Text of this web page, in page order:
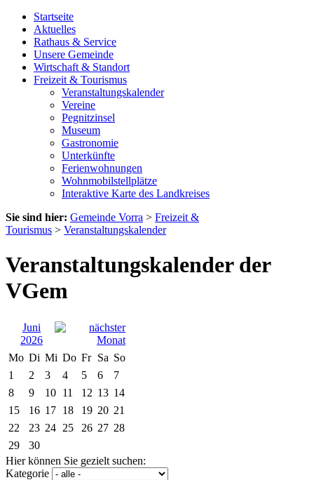
Startseite
Aktuelles
Rathaus & Service
Unsere Gemeinde
Wirtschaft & Standort
Freizeit & Tourismus
Veranstaltungskalender
Vereine
Pegnitzinsel
Museum
Gastronomie
Unterkünfte
Ferienwohnungen
Wohnmobilstellplätze
Interaktive Karte des Landkreises
Sie sind hier: Gemeinde Vorra > Freizeit &
Tourismus > Veranstaltungskalender
Veranstaltungskalender der
VGem
Juni
2026
Mo Di Mi Do Fr Sa So
1
2 3 4 5 6
7
8
9 10 11 12 13 14
15
16 17 18 19 20 21
22
23 24 25 26 27 28
29
30
Hier können Sie gezielt suchen:
Kategorie